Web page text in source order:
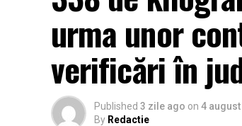
urma unor
verificări în
Published 3 zile ago on 4
By Redactie